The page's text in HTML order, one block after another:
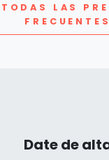
LAS
FRECUENTES
Date de